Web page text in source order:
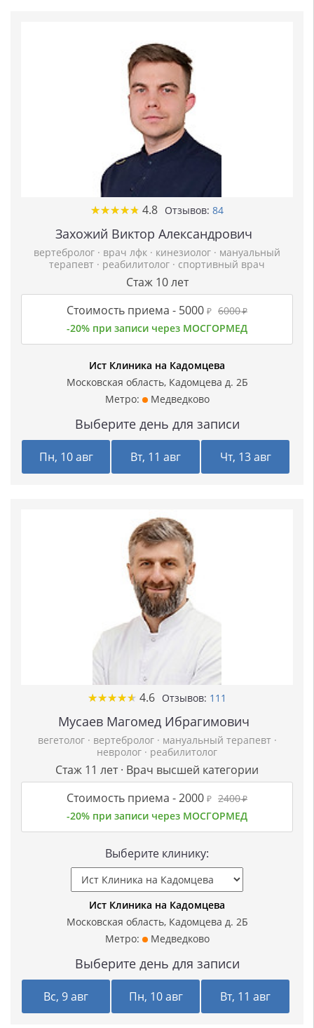
★★★★★
★★★★★ 4.8 Отзывов: 84
Захожий Виктор Александрович
вертебролог · врач лфк · кинезиолог · мануальный
терапевт · реабилитолог · спортивный врач
Стаж 10 лет
Стоимость приема - 5000 ₽ 6000₽
-20% при записи через МОСГОРМЕД
Ист Клиника на Кадомцева
Московская область, Кадомцева д. 2Б
Метро:
Медведково
Выберите день для записи
Пн, 10 авг Вт, 11 авг Чт, 13 авг
★★★★★
★★★★★ 4.6 Отзывов: 111
Мусаев Магомед Ибрагимович
вегетолог · вертебролог · мануальный терапевт ·
невролог · реабилитолог
Стаж 11 лет · Врач высшей категории
Стоимость приема -2000 ₽ 2400₽
-20% при записи через МОСГОРМЕД
Выберите клинику:
Ист Клиника на Кадомцева
Московская область, Кадомцева д. 2Б
Метро:
Медведково
Выберите день для записи
Вс, 9 авг Пн, 10 авг Вт, 11 авг